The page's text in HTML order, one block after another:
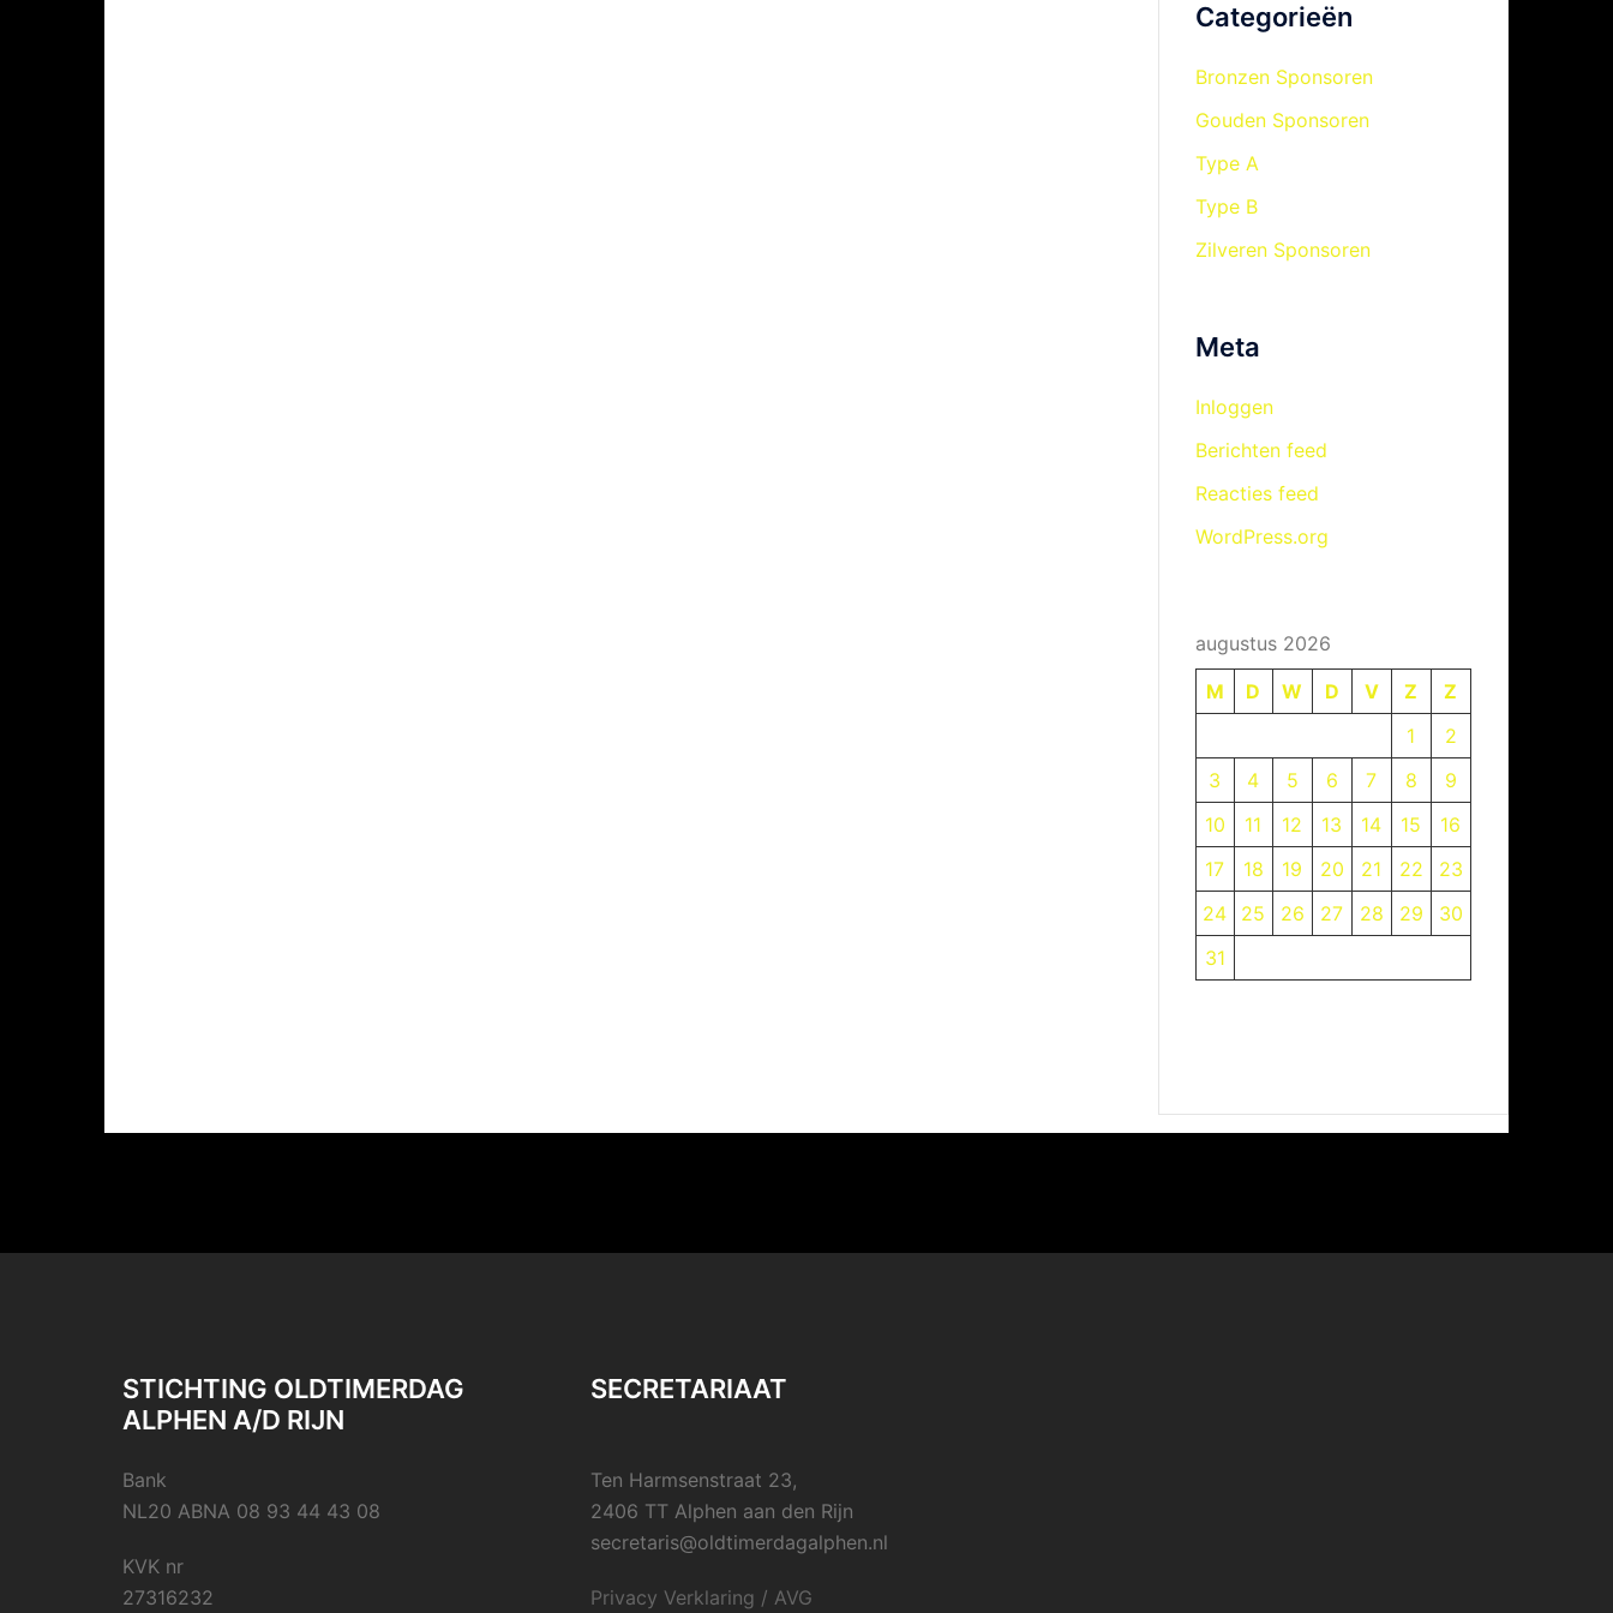
Categorieën
Bronzen Sponsoren
Gouden Sponsoren
Type A
Type B
Zilveren Sponsoren
Meta
Inloggen
Berichten feed
Reacties feed
WordPress.org
augustus 2026
M
D W D V Z
Z
1
2
3
4 5 6 7 8
9
10
11 12 13 14 15
16
17
18 19 20 21 22
23
24
25 26 27 28 29
30
31
STICHTING OLDTIMERDAG
ALPHEN A/D RIJN
Bank
NL20 ABNA 08 93 44 43 08
KVK nr
27316232
SECRETARIAAT
Ten Harmsenstraat 23,
2406 TT Alphen aan den Rijn
secretaris@oldtimerdagalphen.nl
Privacy Verklaring / AVG